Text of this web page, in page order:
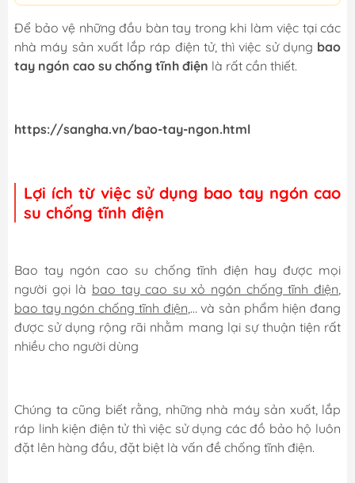
Để bảo vệ những đầu bàn tay trong khi làm việc tại các
nhà máy sản xuất lắp ráp điện tử, thì việc sử dụng bao
tay ngón cao su chống tĩnh điện là rất cần thiết.
https://sangha.vn/bao-tay-ngon.html
Lợi ích từ việc sử dụng bao tay ngón cao
su chống tĩnh điện
Bao tay ngón cao su chống tĩnh điện hay được mọi
người gọi là bao tay cao su xỏ ngón chống tĩnh điện,
bao tay ngón chống tĩnh điện,… và sản phẩm hiện đang
được sử dụng rộng rãi nhằm mang lại sự thuận tiện rất
nhiều cho người dùng
Chúng ta cũng biết rằng, những nhà máy sản xuất, lắp
ráp linh kiện điện tử thì việc sử dụng các đồ bảo hộ luôn
đặt lên hàng đầu, đặt biệt là vấn đề chống tĩnh điện.